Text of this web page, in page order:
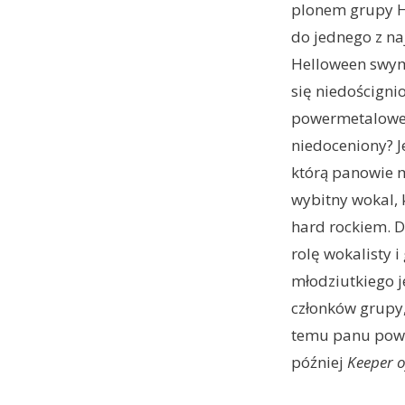
plonem grupy
do jednego z
Helloween
się
niedoceniony?
którą panowie
wybitny wokal,
hard rockiem.
rolę wokalisty i
młodziutkiego
członków
temu panu
później Keeper